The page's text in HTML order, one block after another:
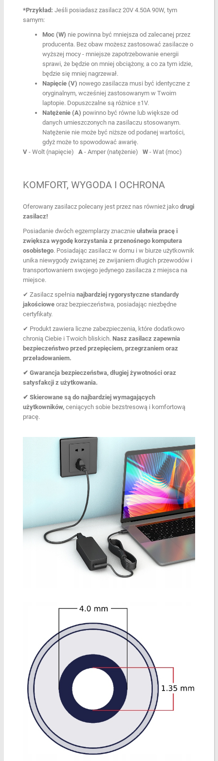
*Przykład: Jeśli posiadasz zasilacz 20V 4.50A 90W, tym
samym:
Moc (W) nie powinna być mniejsza od zalecanej przez
producenta. Bez obaw możesz zastosować zasilacze o
wyższej mocy - mniejsze zapotrzebowanie energii
sprawi, że będzie on mniej obciążony, a co za tym idzie,
będzie się mniej nagrzewał.
Napięcie (V) nowego zasilacza musi być identyczne z
oryginalnym, wcześniej zastosowanym w Twoim
laptopie. Dopuszczalne są różnice ±1V.
Natężenie (A) powinno być równe lub większe od
danych umieszczonych na zasilaczu stosowanym.
Natężenie nie może być niższe od podanej wartości,
gdyż może to spowodować awarię.
V- Wolt (napięcie) A- Amper (natężenie) W- Wat (moc)
KOMFORT, WYGODA I OCHRONA
Oferowany zasilacz polecany jest przez nas również jako drugi
zasilacz!
Posiadanie dwóch egzemplarzy znacznie ułatwia pracę i
zwiększa wygodę korzystania z przenośnego komputera
osobistego. Posiadając zasilacz w domu i w biurze użytkownik
unika niewygody związanej ze zwijaniem długich przewodów i
transportowaniem swojego jedynego zasilacza z miejsca na
miejsce.
✔︎ Zasilacz spełnia najbardziej rygorystyczne standardy
jakościoweoraz bezpieczeństwa, posiadając niezbędne
certyfikaty.
✔︎ Produkt zawiera liczne zabezpieczenia, które dodatkowo
chronią Ciebie i Twoich bliskich. Nasz zasilacz zapewnia
bezpieczeństwo przed przepięciem, przegrzaniem oraz
przeładowaniem.
✔︎ Gwarancja bezpieczeństwa, długiej żywotności oraz
satysfakcji z użytkowania.
✔︎ Skierowane są do najbardziej wymagających
użytkowników, ceniących sobie bezstresową i komfortową
pracę.